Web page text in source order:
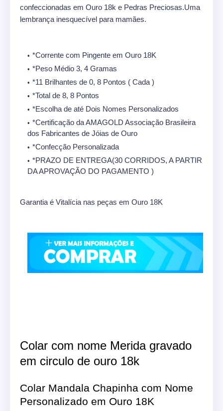
confeccionadas em Ouro 18k e Pedras Preciosas.Uma
lembrança inesquecível para mamães.
*Corrente com Pingente em Ouro 18K
*Peso Médio 3, 4 Gramas
*11 Brilhantes de 0, 8 Pontos ( Cada )
*Total de 8, 8 Pontos
*Escolha de até Dois Nomes Personalizados
*Certificação da AMAGOLD Associação Brasileira
dos Fabricantes de Jóias de Ouro
*Confecção Personalizada
*PRAZO DE ENTREGA(30 CORRIDOS, A PARTIR
DA APROVAÇÃO DO PAGAMENTO )
Garantia é Vitalícia nas peças em Ouro 18K
Colar com nome Merida gravado
em circulo de ouro 18k
Colar Mandala Chapinha com Nome
Personalizado em Ouro 18K